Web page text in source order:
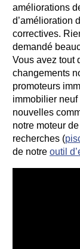
améliorations
d’amélioration
correctives.
demandé
Vous avez tout
changements
promoteurs
immobilier
nouvelles
notre moteur
recherches (
de notre outil